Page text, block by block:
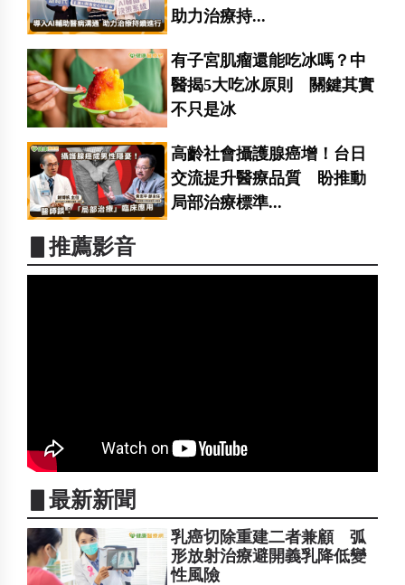
助力治療持...
有子宮肌瘤還能吃冰嗎？中
醫揭5大吃冰原則 關鍵其實
不只是冰
高齡社會攝護腺癌增！台日
交流提升醫療品質 盼推動
局部治療標準...
▋推薦影音
▋最新新聞
乳癌切除重建二者兼顧 弧
形放射治療避開義乳降低變
性風險